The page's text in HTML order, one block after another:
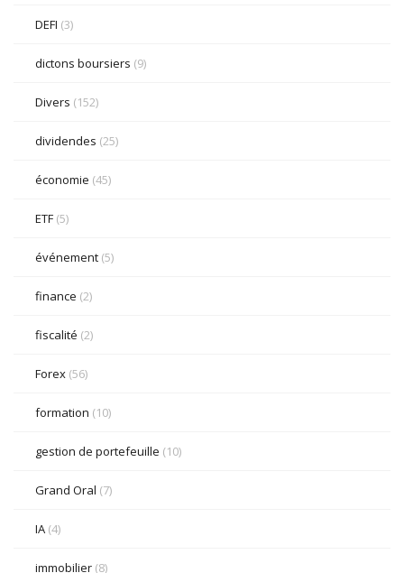
DEFI (3)
dictons boursiers (9)
Divers (152)
dividendes (25)
économie (45)
ETF (5)
événement (5)
finance (2)
fiscalité (2)
Forex (56)
formation (10)
gestion de portefeuille (10)
Grand Oral (7)
IA (4)
immobilier (8)